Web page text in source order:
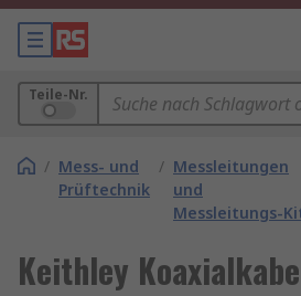
Teile-Nr.
/ Mess- und
Prüftechnik
/ Messleitungen
und
Messleitungs-
Keithley